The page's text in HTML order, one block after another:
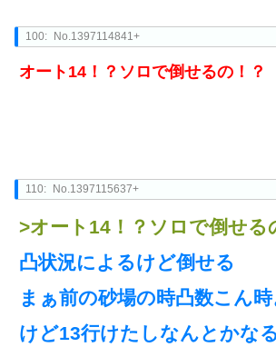
100: No.1397114841+
オート14！？ソロで倒せるの！？
110: No.1397115637+
>オート14！？ソロで倒せる
凸状況によるけど倒せる
まぁ前の砂場の時凸数こん
けど13行けたしなんとかな